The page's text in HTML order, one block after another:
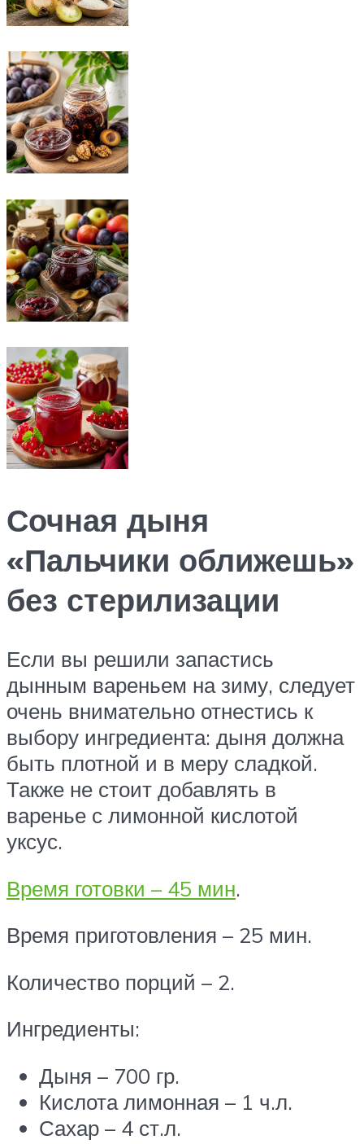
Сочная дыня
«Пальчики оближешь»
без стерилизации
Если вы решили запастись
дынным вареньем на зиму, следует
очень внимательно отнестись к
выбору ингредиента: дыня должна
быть плотной и в меру сладкой.
Также не стоит добавлять в
варенье с лимонной кислотой
уксус.
Время готовки – 45 мин.
Время приготовления – 25 мин.
Количество порций – 2.
Ингредиенты:
Дыня – 700 гр.
Кислота лимонная – 1 ч.л.
Сахар – 4 ст.л.